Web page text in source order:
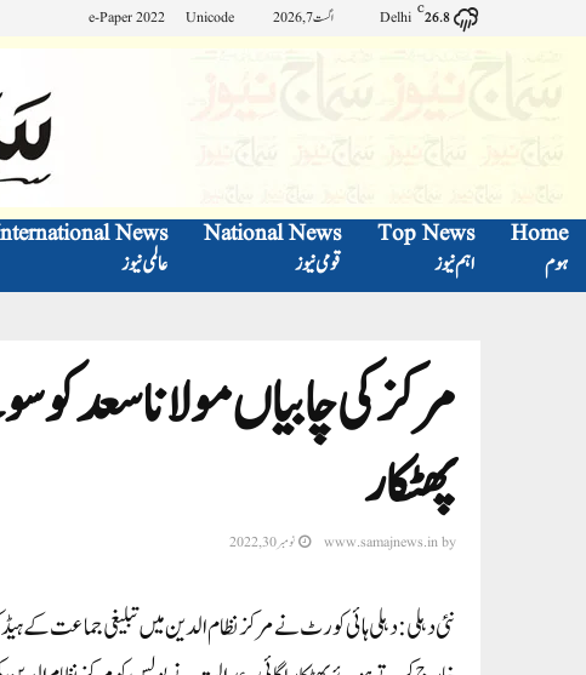
26.8
C
Delhi اگست 7, 2026 Unicode
e-Paper 2022
Home
ہوم
Top News
اہم نیوز
National News
قومی نیوز
News
عالمی نیوز
مرکز کی چابیاں مولانا سعد
پھٹکار
by
www.samajnews.in نومبر 30, 2022
نئی دہلی: دہلی ہائی کورٹ نے مرکز نظام الدین میں تبلیغی جماعت کے